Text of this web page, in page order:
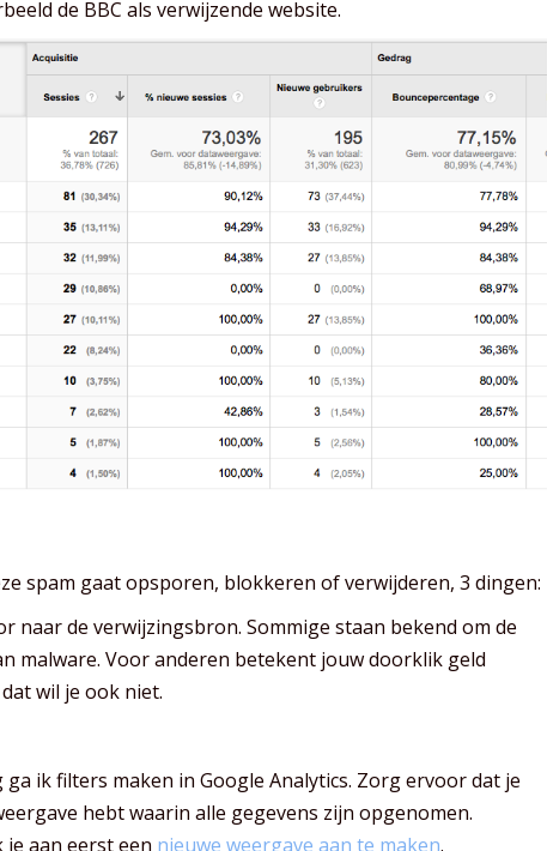
de BBC als verwijzende website.
spam gaat opsporen, blokkeren of verwijderen, 3 dingen:
naar de verwijzingsbron. Sommige staan bekend om de
malware. Voor anderen betekent jouw doorklik geld
wil je ook niet.
ga ik filters maken in Google Analytics. Zorg ervoor dat je
hebt waarin alle gegevens zijn opgenomen.
je aan eerst een nieuwe weergave aan te maken.